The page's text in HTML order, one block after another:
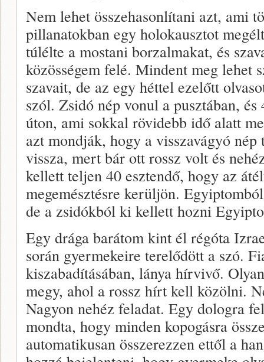
Nem lehet összehasonlítani azt, ami
pillanatokban egy holokausztot
túlélte a mostani borzalmakat, és
közösségem felé. Mindent meg lehet
szavait, de az egy héttel ezelőtt
szól. Zsidó nép vonul a pusztában,
úton, ami sokkal rövidebb idő alatt
azt mondják, hogy a visszavágyó
vissza, mert bár ott rossz volt és
kellett teljen 40 esztendő, hogy az
megemésztésre kerüljön.
de a zsidókból ki kellett hozni
Egy drága barátom kint él régóta
során gyermekeire terelődött a szó.
kiszabadításában, lánya hírvivő.
megy, ahol a rossz hírt kell közölni.
Nagyon nehéz feladat. Egy dologra
mondta, hogy minden kopogásra
automatikusan összerezzen ettől a